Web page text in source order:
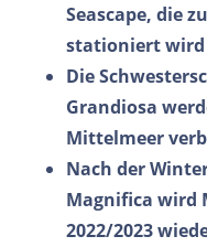
Seascape, die
stationiert wird
Die
Grandiosa
Mittelmeer
Nach der
Magnifica wird
2022/2023